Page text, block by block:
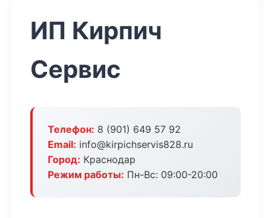
ИП Кирпич
Сервис
Телефон: 8 (901) 649 57 92
Email: info@kirpichservis828.ru
Город: Краснодар
Режим работы: Пн-Вс: 09:00-20:00